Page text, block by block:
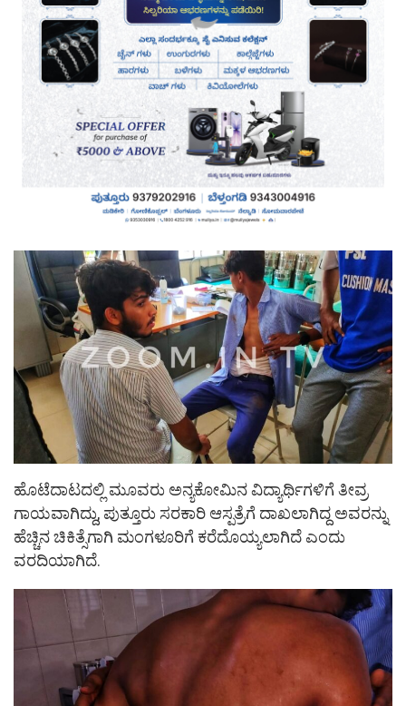
ಹೊಟೆದಾಟದಲ್ಲಿ ಮೂವರು ಅನ್ಯಕೋಮಿನ ವಿದ್ಯಾರ್ಥಿಗಳಿಗೆ ತೀವ್ರ
ಗಾಯವಾಗಿದ್ದು, ಪುತ್ತೂರು ಸರಕಾರಿ ಆಸ್ಪತ್ರೆಗೆ ದಾಖಲಾಗಿದ್ದ ಅವರನ್ನು
ಹೆಚ್ಚಿನ ಚಿಕಿತ್ಸೆಗಾಗಿ ಮಂಗಳೂರಿಗೆ ಕರೆದೊಯ್ಯಲಾಗಿದೆ ಎಂದು
ವರದಿಯಾಗಿದೆ.